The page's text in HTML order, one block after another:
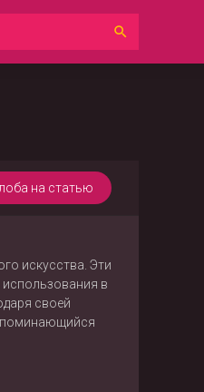
на статью
искусства. Эти
в
своей